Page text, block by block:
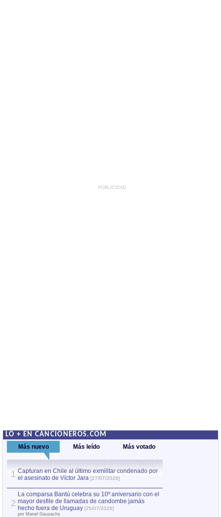
PUBLICIDAD
LO + EN CANCIONEROS.COM
Más nuevo Más leído Más votado
1 Capturan en Chile al último exmilitar condenado por
el asesinato de Víctor Jara [27/07/2026]
2
La comparsa Bantú celebra su 10º aniversario con el
mayor desfile de llamadas de candombe jamás
hecho fuera de Uruguay [25/07/2026]
por Manel Gausachs